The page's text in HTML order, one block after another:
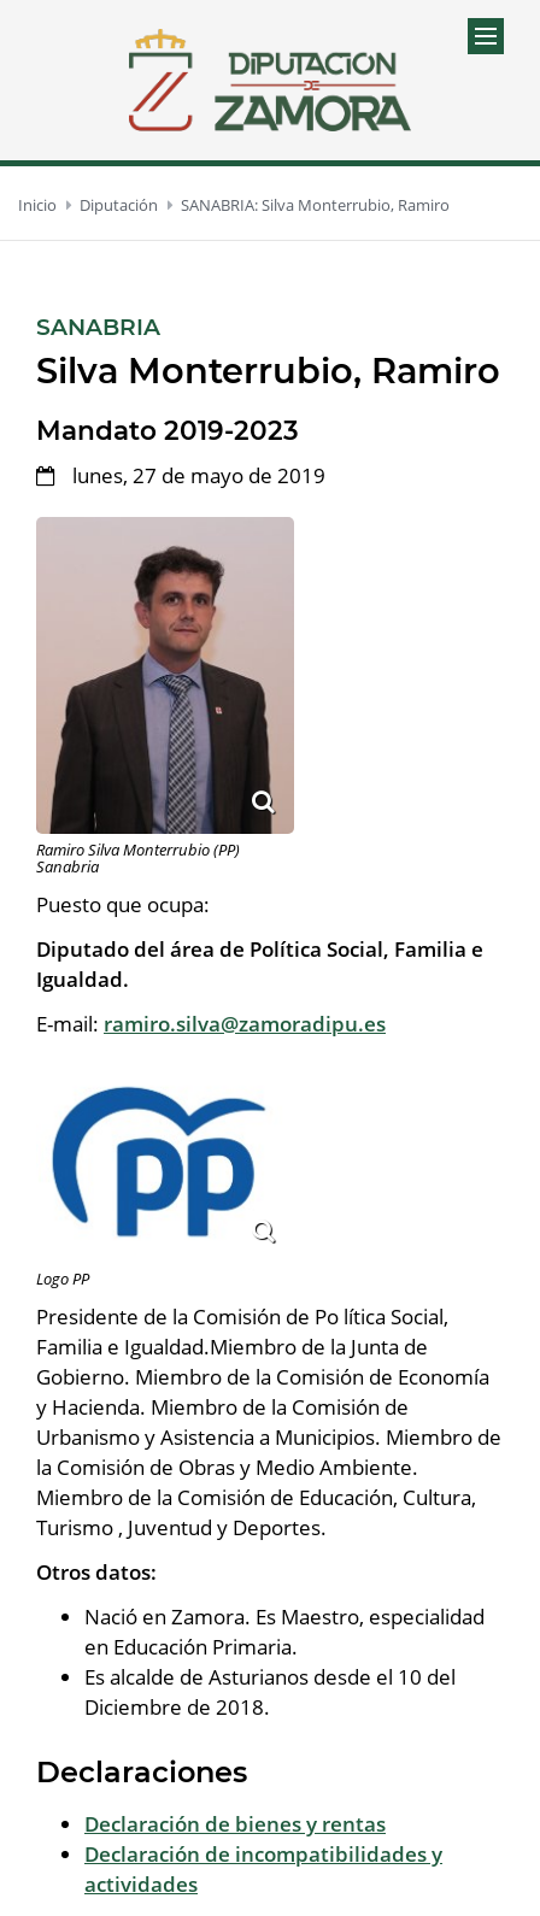
Inicio Diputación SANABRIA: Silva Monterrubio, Ramiro
SANABRIA:
Silva Monterrubio, Ramiro
Mandato 2019-2023
lunes, 27 de mayo de 2019
Ramiro Silva Monterrubio (PP)
Sanabria
Puesto que ocupa:
Diputado del área de Política Social, Familia e
Igualdad.
E-mail: ramiro.silva@zamoradipu.es
Logo PP
Presidente de la Comisión de Po lítica Social,
Familia e Igualdad.Miembro de la Junta de
Gobierno. Miembro de la Comisión de Economía
y Hacienda. Miembro de la Comisión de
Urbanismo y Asistencia a Municipios. Miembro de
la Comisión de Obras y Medio Ambiente.
Miembro de la Comisión de Educación, Cultura,
Turismo , Juventud y Deportes.
Otros datos:
Nació en Zamora. Es Maestro, especialidad
en Educación Primaria.
Es alcalde de Asturianos desde el 10 del
Diciembre de 2018.
Declaraciones
Declaración de bienes y rentas
Declaración de incompatibilidades y
actividades